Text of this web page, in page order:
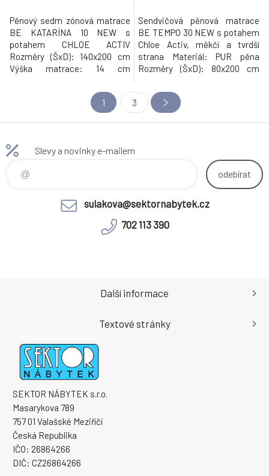
Pěnový sedm zónová matrace
BE KATARÍNA 10 NEW s
potahem CHLOE ACTIV
Rozměry (ŠxD): 140x200 cm
Výška matrace: 14 cm
matrace: středně tvrdý
Doporučujeme pružný lamelový
(předpjaté, pružné lamely)
Barva pěny se může lišit
Sendvičová pěnová matrace
BE TEMPO 30 NEW s potahem
Chloe Activ, měkčí a tvrdší
strana Materiál: PUR pěna
Rozměry (ŠxD): 80x200 cm
matrace: středně tvrdý
Nosnost: 120 kg Se sedmi
zónami Barva PUR pěny se
lamelami Max. 6 cm Tloušťka
1 3
Slevy a novinky e-mailem
odebírat
sulakova@sektornabytek.cz
702 113 390
SEKTOR NÁBYTEK s.r.o.
Masarykova 789
757 01 Valašské Meziříčí
Česká Republika
IČO: 26864266
DIČ: CZ26864266
Další informace
Textové stránky